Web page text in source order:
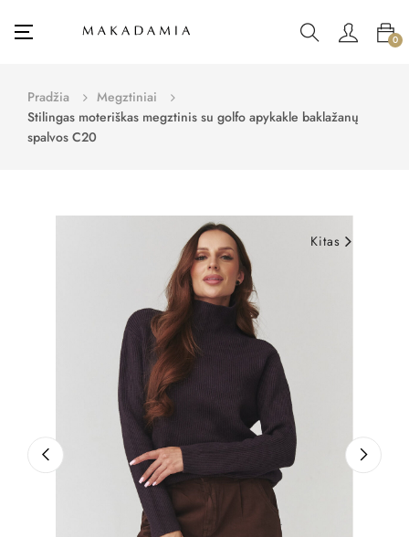
Toggle
☰ 0
Pradžia
Megztiniai
Stilingas moteriškas megztinis su golfo apykakle baklažanų
spalvos C20
Kitas